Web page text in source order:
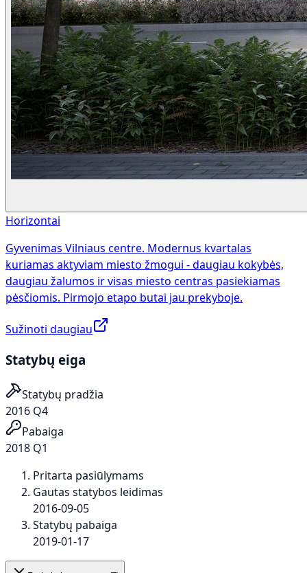
Horizontai
Gyvenimas Vilniaus centre. Modernus kvartalas
kuriamas aktyviam miesto žmogui - daugiau kokybės,
daugiau žalumos ir visas miesto centras pasiekiamas
pėsčiomis. Pirmojo etapo butai jau prekyboje.
Sužinoti daugiau
Statybų eiga
Statybų pradžia
2016 Q4
Pabaiga
2018 Q1
Pritarta pasiūlymams
Gautas statybos leidimas
2016-09-05
Statybų pabaiga
2019-01-17